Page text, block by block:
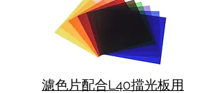
濾色片配合L40擋光板用